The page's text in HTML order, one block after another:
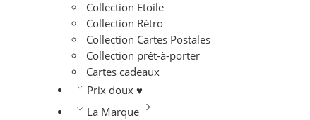
Collection Etoile
Collection Rétro
Collection Cartes Postales
Collection prêt-à-porter
Cartes cadeaux
Prix doux ♥
La Marque